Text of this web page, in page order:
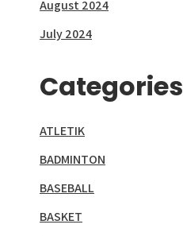
August 2024
July 2024
Categories
ATLETIK
BADMINTON
BASEBALL
BASKET